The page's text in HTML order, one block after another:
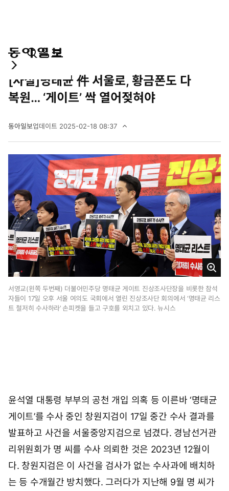
통
검
마
페
이
지
전
메
뉴
기
오피니언 사설
[사설]명태균 件 서울로, 황금폰도 다
복원… ‘게이트’ 싹 열어젖혀야
동아일보업데이트 2025-02-18 08:37
2
2
8
일
0
8
시
3
7
크
게
보
서영교(왼쪽 두번째) 더불어민주당 명태균 게이트 진상조사단장을 비롯한 참석
자들이 17일 오후 서울 여의도 국회에서 열린 진상조사단 회의에서 ‘명태균 리스
트 철저히 수사하라’ 손피켓을 들고 구호를 외치고 있다. 뉴시스
윤석열 대통령 부부의 공천 개입 의혹 등 이른바 ‘명태균
게이트’를 수사 중인 창원지검이 17일 중간 수사 결과를
발표하고 사건을 서울중앙지검으로 넘겼다. 경남선거관
리위원회가 명 씨를 수사 의뢰한 것은 2023년 12월이
다. 창원지검은 이 사건을 검사가 없는 수사과에 배치하
는 등 수개월간 방치했다. 그러다가 지난해 9월 명 씨가